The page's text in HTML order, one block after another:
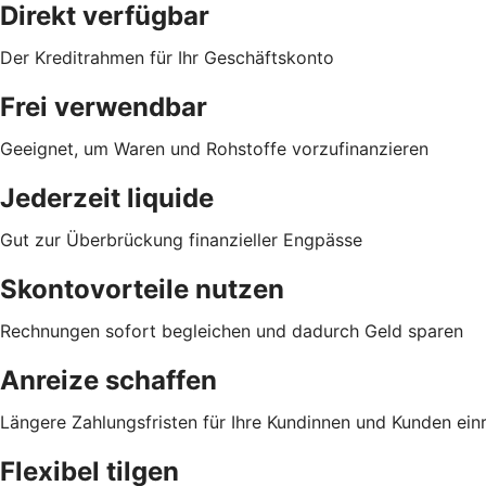
Direkt verfügbar
Der Kreditrahmen für Ihr Geschäftskonto
Frei verwendbar
Geeignet, um Waren und Rohstoffe vorzufinanzieren
Jederzeit liquide
Gut zur Überbrückung finanzieller Engpässe
Skontovorteile nutzen
Rechnungen sofort begleichen und dadurch Geld sparen
Anreize schaffen
Längere Zahlungsfristen für Ihre Kundinnen und Kunden
Flexibel tilgen